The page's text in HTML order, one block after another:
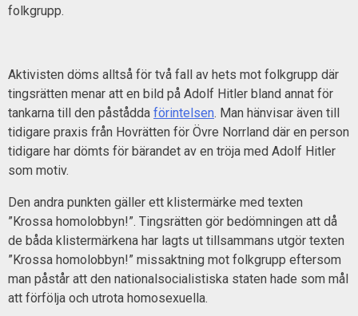
folkgrupp.
Aktivisten döms alltså för två fall av hets mot folkgrupp där
tingsrätten menar att en bild på Adolf Hitler bland annat för
tankarna till den påstådda förintelsen. Man hänvisar även till
tidigare praxis från Hovrätten för Övre Norrland där en person
tidigare har dömts för bärandet av en tröja med Adolf Hitler
som motiv.
Den andra punkten gäller ett klistermärke med texten
”Krossa homolobbyn!”. Tingsrätten gör bedömningen att då
de båda klistermärkena har lagts ut tillsammans utgör texten
”Krossa homolobbyn!” missaktning mot folkgrupp eftersom
man påstår att den nationalsocialistiska staten hade som mål
att förfölja och utrota homosexuella.